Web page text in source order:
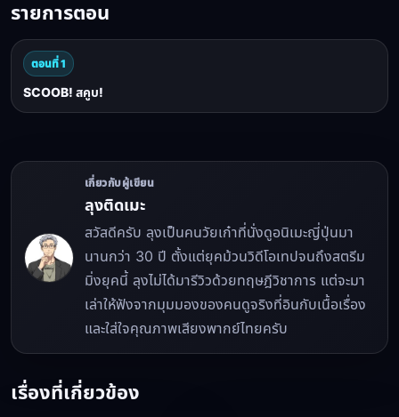
รายการตอน
ตอนที่ 1
SCOOB! สคูบ!
เกี่ยวกับผู้เขียน
ลุงติดเมะ
สวัสดีครับ ลุงเป็นคนวัยเก๋าที่นั่งดูอนิเมะญี่ปุ่นมา
นานกว่า 30 ปี ตั้งแต่ยุคม้วนวิดีโอเทปจนถึงสตรีม
มิ่งยุคนี้ ลุงไม่ได้มารีวิวด้วยทฤษฎีวิชาการ แต่จะมา
เล่าให้ฟังจากมุมมองของคนดูจริงที่อินกับเนื้อเรื่อง
และใส่ใจคุณภาพเสียงพากย์ไทยครับ
เรื่องที่เกี่ยวข้อง